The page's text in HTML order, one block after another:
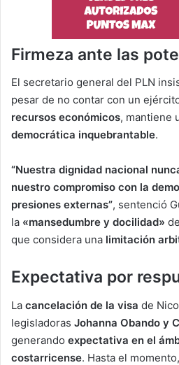
Firmeza ante las
El secretario general del PLN
pesar de no contar con un
recursos económicos, mantiene
democrática inquebrantable.
“Nuestra dignidad nacional
nuestro compromiso con la
presiones externas”, sentenció
la «mansedumbre y docilidad»
que considera una limitación
Expectativa por
La cancelación de la visa de
legisladoras Johanna Obando y
generando expectativa en el
costarricense. Hasta el